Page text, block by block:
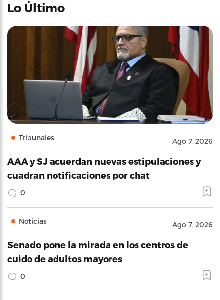
Lo Último
Tribunales Ago 7, 2026
AAA y SJ acuerdan nuevas estipulaciones y
cuadran notificaciones por chat
0
Noticias Ago 7, 2026
Senado pone la mirada en los centros de
cuido de adultos mayores
0